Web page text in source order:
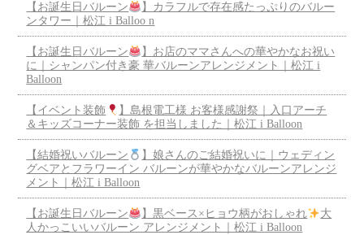
【お誕生日バルーン
】カラフルで存在感たっぷりのバルー
ンタワー｜松江 i Balloo n
【お誕生日バルーン
】お店のママさんへの華やかなお祝い
に｜シャンパン付き豪 華バルーンアレンジメント｜松江 i
Balloon
【イベント装飾
】島根電工様 お客様感謝祭｜入口アーチ
＆キッズコーナー装飾 を担当しました｜松江 i Balloon
【結婚祝いバルーン
】娘さんのご結婚祝いに｜ウェディン
グベアとフラワーイン バルーンが華やかなバルーンアレンジ
メント｜松江 i Balloon
【お誕生日バルーン 】黒ベース×ヒョウ柄がおしゃれ
大
人かっこいいバルーン アレンジメント｜松江 i Balloon